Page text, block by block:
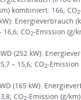
kombiniert: 166; CO2
Energieverbrauch
CO2-Emission (g/
(252 kW):
– 15,6; CO2-
(165 kW):
CO2-Emission (g/